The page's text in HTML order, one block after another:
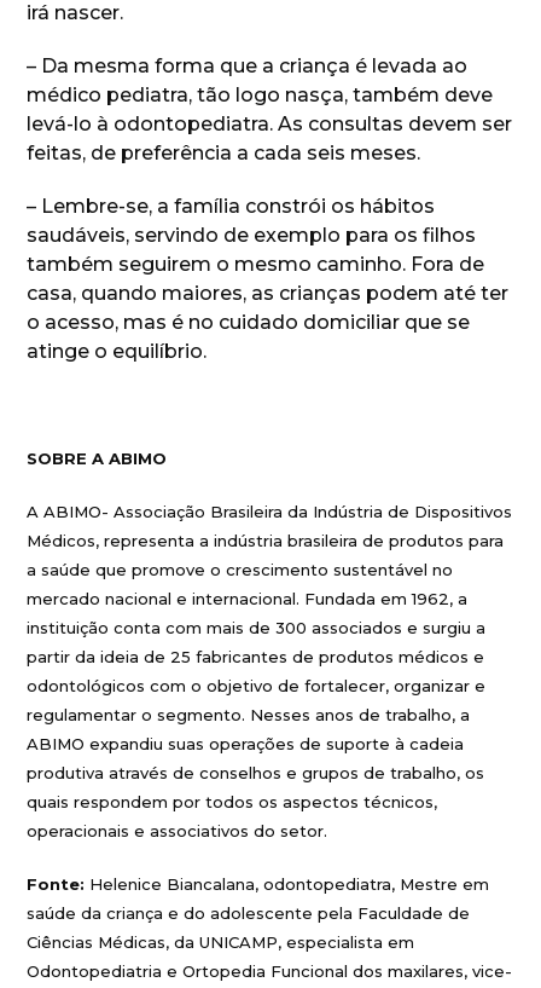
irá nascer.
– Da mesma forma que a criança é levada ao
médico pediatra, tão logo nasça, também deve
levá-lo à odontopediatra. As consultas devem ser
feitas, de preferência a cada seis meses.
– Lembre-se, a família constrói os hábitos
saudáveis, servindo de exemplo para os filhos
também seguirem o mesmo caminho. Fora de
casa, quando maiores, as crianças podem até ter
o acesso, mas é no cuidado domiciliar que se
atinge o equilíbrio.
SOBRE A ABIMO
A ABIMO- Associação Brasileira da Indústria de Dispositivos
Médicos, representa a indústria brasileira de produtos para
a saúde que promove o crescimento sustentável no
mercado nacional e internacional. Fundada em 1962, a
instituição conta com mais de 300 associados e surgiu a
partir da ideia de 25 fabricantes de produtos médicos e
odontológicos com o objetivo de fortalecer, organizar e
regulamentar o segmento. Nesses anos de trabalho, a
ABIMO expandiu suas operações de suporte à cadeia
produtiva através de conselhos e grupos de trabalho, os
quais respondem por todos os aspectos técnicos,
operacionais e associativos do setor.
Fonte: Helenice Biancalana, odontopediatra, Mestre em
saúde da criança e do adolescente pela Faculdade de
Ciências Médicas, da UNICAMP, especialista em
Odontopediatria e Ortopedia Funcional dos maxilares, vice-